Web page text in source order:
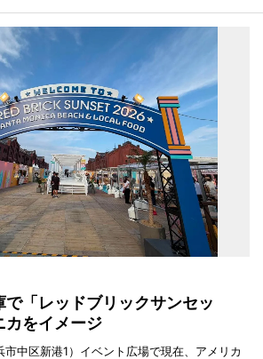
「レッドブリックサンセッ
カをイメージ
中区新港1）イベント広場で現在、アメリカ